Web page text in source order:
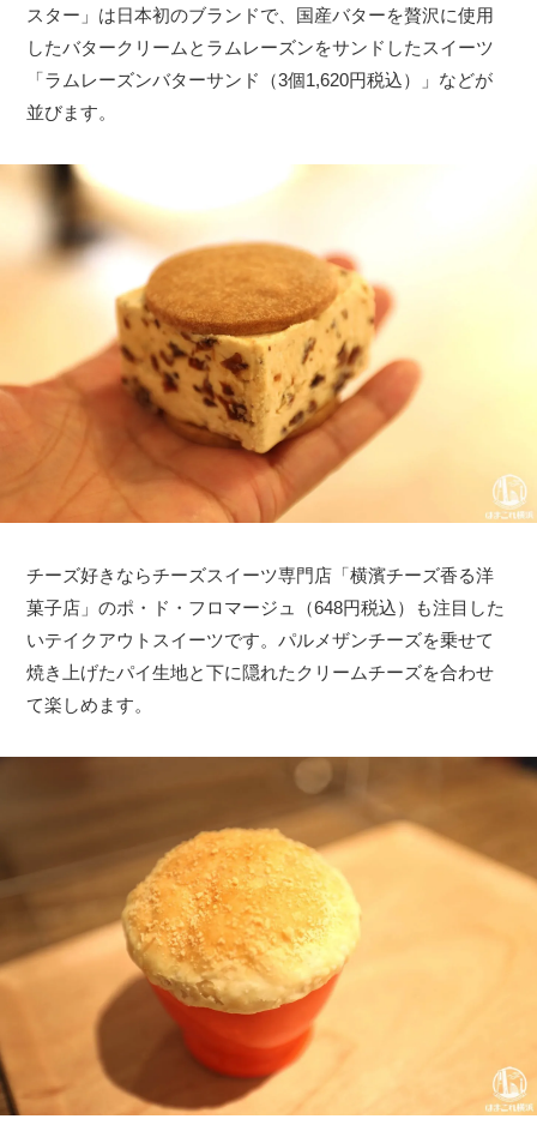
スター」は日本初のブランドで、国産バターを贅沢に使用
したバタークリームとラムレーズンをサンドしたスイーツ
「ラムレーズンバターサンド（3個1,620円税込）」などが
並びます。
チーズ好きならチーズスイーツ専門店「横濱チーズ香る洋
菓子店」のポ・ド・フロマージュ（648円税込）も注目した
いテイクアウトスイーツです。パルメザンチーズを乗せて
焼き上げたパイ生地と下に隠れたクリームチーズを合わせ
て楽しめます。